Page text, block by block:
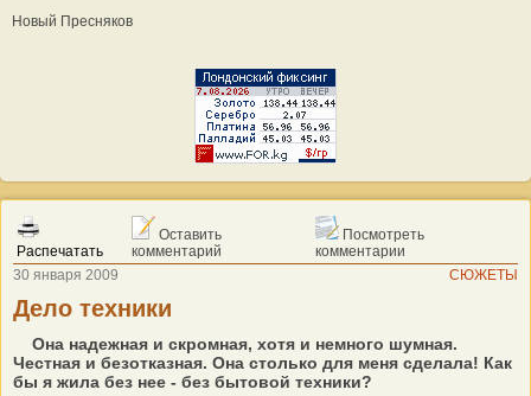
Новый Пресняков
Распечатать
Оставить
комментарий
Посмотреть
комментарии
30 января 2009
СЮЖЕТЫ
Дело техники
Она надежная и скромная, хотя и немного шумная.
Честная и безотказная. Она столько для меня сделала! Как
бы я жила без нее - без бытовой техники?